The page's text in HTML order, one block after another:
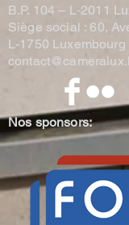
B.P. 104 – L-2011
Siège social : 60,
L-1750 Luxembourg
Nos sponsors: